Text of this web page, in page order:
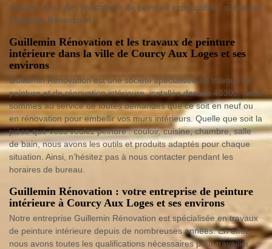
besoins. Pour des prestations de peinture impeccables, contactez
Guillemin Rénovation !
Guillemin Rénovation et les travaux de peinture
intérieure dans la ville de Courcy Aux Loges et ses
environs
Guillemin Rénovation est une société spécialisée en travaux de
peinture et de rénovation intérieure, installée dans le 45300. Nous
sommes au service de toutes demandes que ce soit en neuf ou
en rénovation pour embellir vos murs intérieurs. Quelle que soit la
pièce que vous voulez peindre : couloir, cuisine, chambre, salle
de bain, nous avons les outils et produits adaptés pour chaque
situation. Ainsi, n’hésitez pas à nous contacter pendant les
horaires de bureau.
Guillemin Rénovation : votre entreprise de peinture
intérieure à Courcy Aux Loges et ses environs
Notre entreprise Guillemin Rénovation est spécialisée en travaux
de peinture intérieure depuis de nombreuses années. En effet,
nous avons toutes les qualifications nécessaires pour travailler